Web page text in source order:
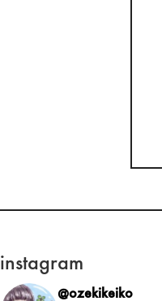
instagram
@ozekikeiko